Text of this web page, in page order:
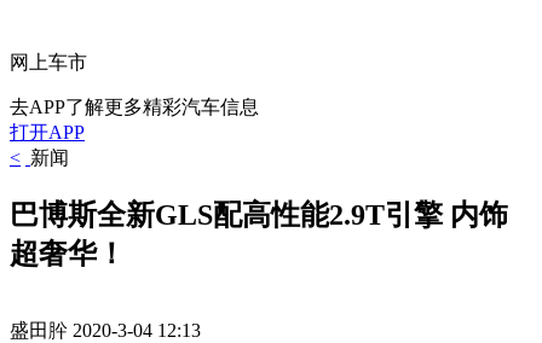
网上车市
去APP了解更多精彩汽车信息
打开APP
< 新闻
巴博斯全新GLS配高性能2.9T引擎 内饰
超奢华！
盛田肸 2020-3-04 12:13